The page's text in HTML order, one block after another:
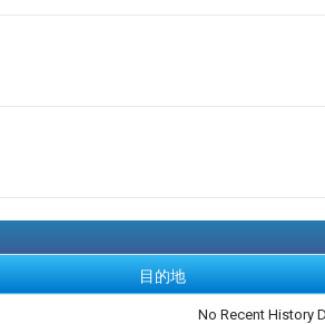
目的地
No Recent History